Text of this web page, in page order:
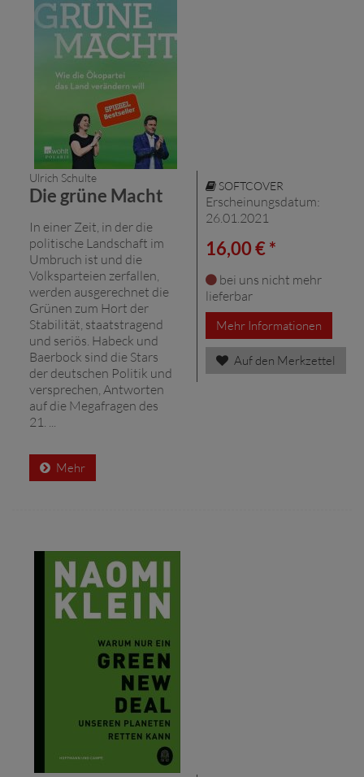
Ulrich Schulte
Die grüne Macht
In einer Zeit, in der die
politische Landschaft im
Umbruch ist und die
Volksparteien zerfallen,
werden ausgerechnet die
Grünen zum Hort der
Stabilität, staatstragend
und seriös. Habeck und
Baerbock sind die Stars
der deutschen Politik und
versprechen, Antworten
auf die Megafragen des
21. ...
Mehr
SOFTCOVER
Erscheinungsdatum:
26.01.2021
16,00 € *
bei uns nicht mehr
lieferbar
Mehr Informationen
Auf den Merkzettel